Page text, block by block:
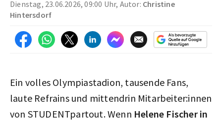
Dienstag, 23.06.2026, 09:00 Uhr, Autor: Christine
Hintersdorf
Ein volles Olympiastadion, tausende Fans,
laute Refrains und mittendrin Mitarbeiter:innen
von STUDENTpartout. Wenn Helene Fischer in